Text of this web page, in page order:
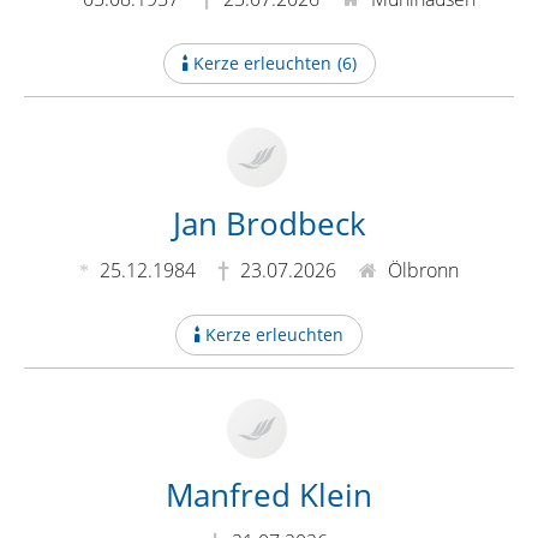
Kerze erleuchten (6)
Jan Brodbeck
25.12.1984 23.07.2026 Ölbronn
Kerze erleuchten
Manfred Klein